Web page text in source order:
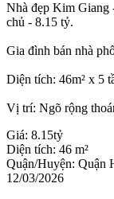
Nhà đẹp Kim Giang
chủ - 8.15 tỷ.
Gia đình bán nhà
Diện tích: 46m² x 5
Vị trí: Ngõ rộng
Giá: 8.15tỷ
Diện tích: 46 m²
Quận/Huyện: Quận
12/03/2026